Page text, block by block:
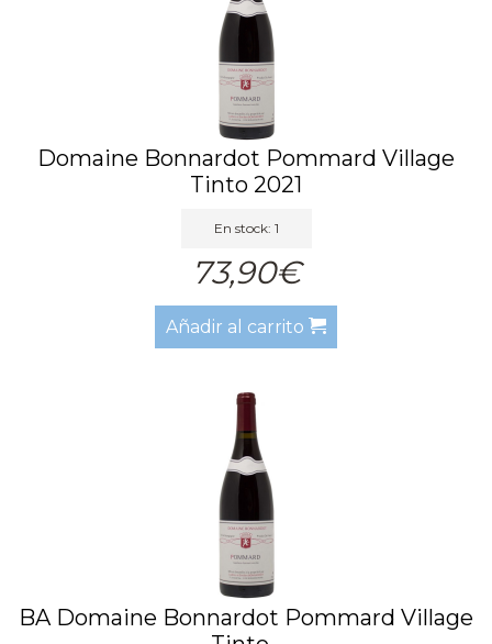
Domaine Bonnardot Pommard Village
Tinto 2021
En stock: 1
73,90€
Añadir al carrito
BA Domaine Bonnardot Pommard Village